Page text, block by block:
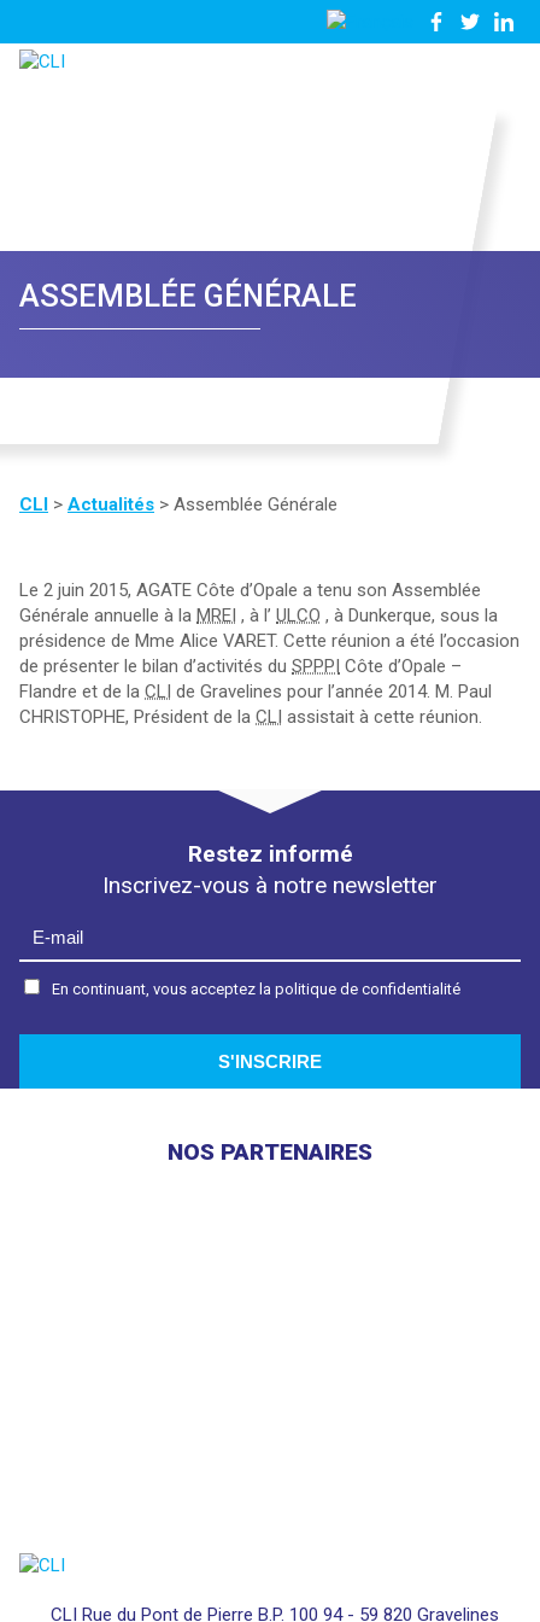
28
23
contacter
ASSEMBLÉE GÉNÉRALE
CLI > Actualités > Assemblée Générale
Le 2 juin 2015, AGATE Côte d’Opale a tenu son Assemblée
Générale annuelle à la MREI , à l’ ULCO , à Dunkerque, sous la
présidence de Mme Alice VARET. Cette réunion a été l’occasion
de présenter le bilan d’activités du SPPPI Côte d’Opale –
Flandre et de la CLI de Gravelines pour l’année 2014. M. Paul
CHRISTOPHE, Président de la CLI assistait à cette réunion.
Restez informé
Inscrivez-vous à notre newsletter
En continuant, vous acceptez la politique de confidentialité
NOS PARTENAIRES
CLI Rue du Pont de Pierre B.P. 100 94 - 59 820 Gravelines